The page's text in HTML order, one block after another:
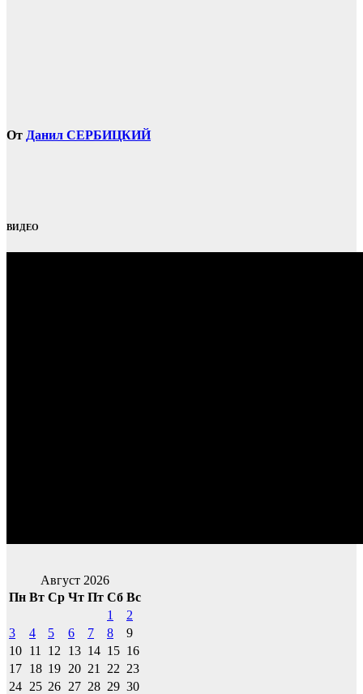
От Данил СЕРБИЦКИЙ
ВИДЕО
Август 2026
Пн Вт Ср Чт Пт Сб Вс
1
2
3
4 5 6 7 8
9
10 11 12 13 14 15 16
17 18 19 20 21 22 23
24 25 26 27 28 29 30